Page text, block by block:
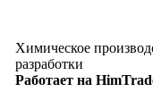
Химическое
разработки
Работает на